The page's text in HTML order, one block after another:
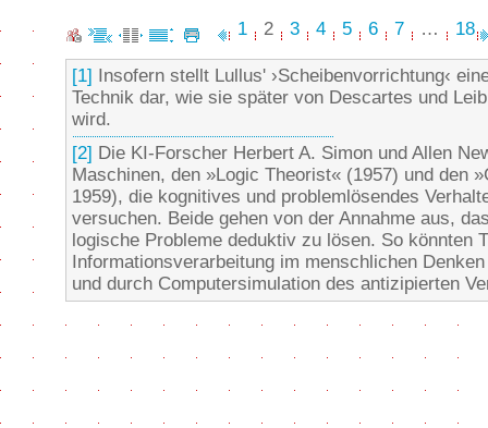
1 2 3 4 5 6 7 … 18
[1] Insofern stellt Lullus' ›Scheibenvorrichtung‹
Technik dar, wie sie später von Descartes und
wird.
[2] Die KI-Forscher Herbert A. Simon und Allen
Maschinen, den »Logic Theorist« (1957) und den
1959), die kognitives und problemlösendes
versuchen. Beide gehen von der Annahme aus,
logische Probleme deduktiv zu lösen. So könnten
Informationsverarbeitung im menschlichen
und durch Computersimulation des antizipierten